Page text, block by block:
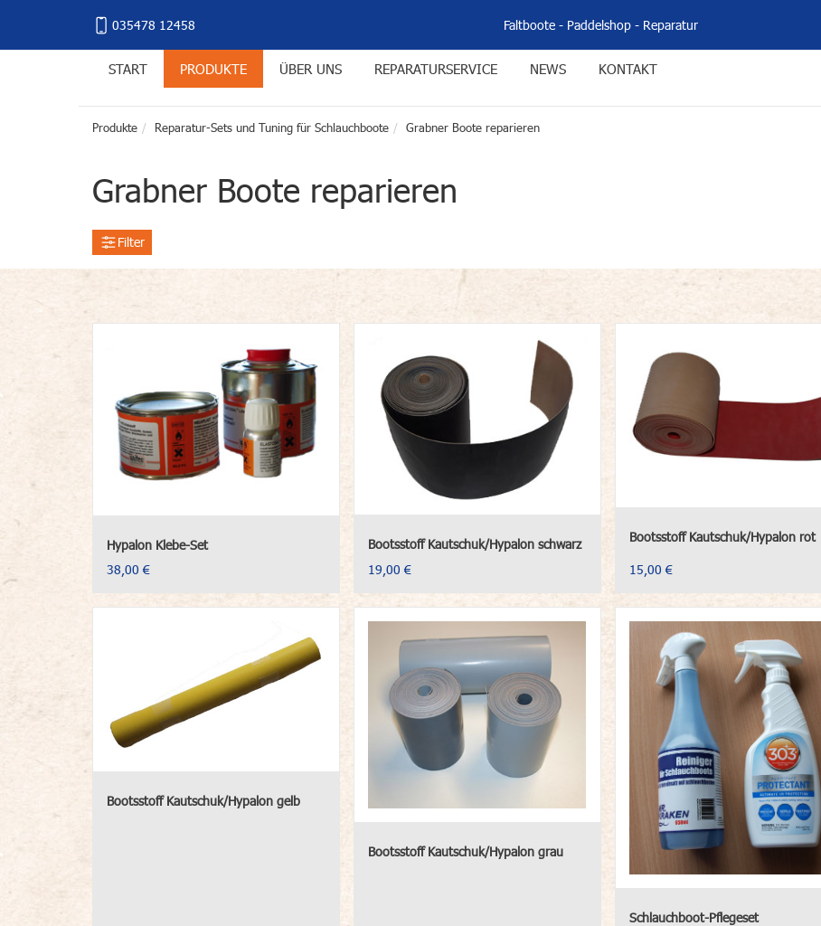
035478 12458 Faltboote- Paddelshop- Reparatur
START PRODUKTE ÜBER UNS REPARATURSERVICE NEWS KONTAKT
Produkte Reparatur-Sets und Tuning für Schlauchboote Grabner Boote reparieren
Grabner Boote reparieren
Filter
Hypalon Klebe-Set
38,00 €
Bootsstoff Kautschuk/Hypalon schwarz
19,00 €
Bootsstoff Kautschuk/Hypalon rot
15,00 €
Bootsstoff Kautschuk/Hypalon gelb
Bootsstoff Kautschuk/Hypalon grau
Schlauchboot-Pflegeset